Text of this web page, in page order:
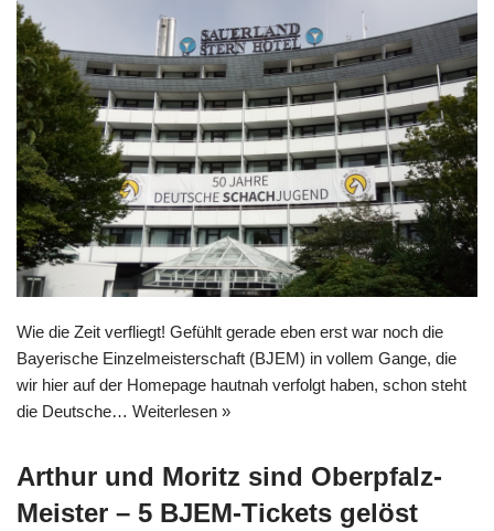
Wie die Zeit verfliegt! Gefühlt gerade eben erst war noch die
Bayerische Einzelmeisterschaft (BJEM) in vollem Gange, die
wir hier auf der Homepage hautnah verfolgt haben, schon steht
die Deutsche… Weiterlesen »
Arthur und Moritz sind Oberpfalz-
Meister – 5 BJEM-Tickets gelöst